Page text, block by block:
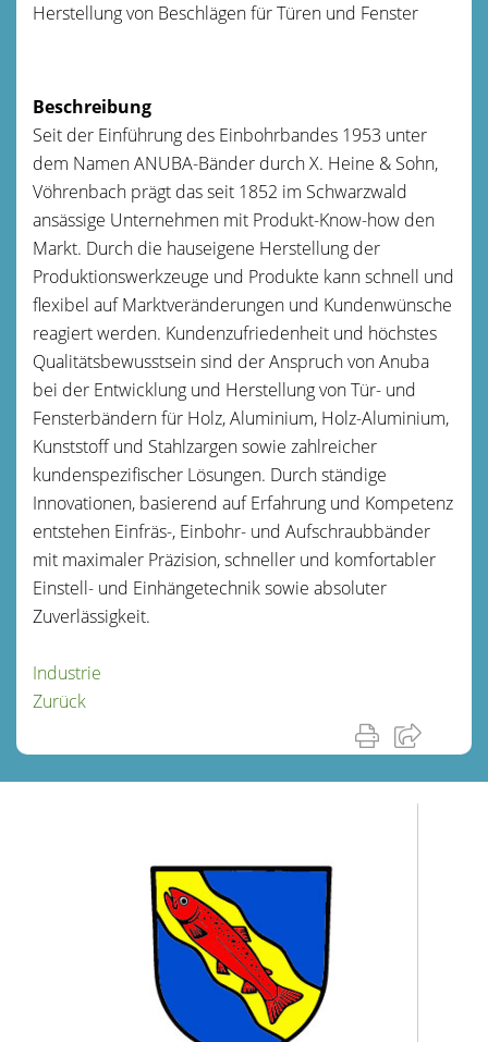
Herstellung von Beschlägen für Türen und Fenster
Beschreibung
Seit der Einführung des Einbohrbandes 1953 unter
dem Namen ANUBA-Bänder durch X. Heine & Sohn,
Vöhrenbach prägt das seit 1852 im Schwarzwald
ansässige Unternehmen mit Produkt-Know-how den
Markt. Durch die hauseigene Herstellung der
Produktionswerkzeuge und Produkte kann schnell und
flexibel auf Marktveränderungen und Kundenwünsche
reagiert werden. Kundenzufriedenheit und höchstes
Qualitätsbewusstsein sind der Anspruch von Anuba
bei der Entwicklung und Herstellung von Tür- und
Fensterbändern für Holz, Aluminium, Holz-Aluminium,
Kunststoff und Stahlzargen sowie zahlreicher
kundenspezifischer Lösungen. Durch ständige
Innovationen, basierend auf Erfahrung und Kompetenz
entstehen Einfräs-, Einbohr- und Aufschraubbänder
mit maximaler Präzision, schneller und komfortabler
Einstell- und Einhängetechnik sowie absoluter
Zuverlässigkeit.
Industrie
Zurück